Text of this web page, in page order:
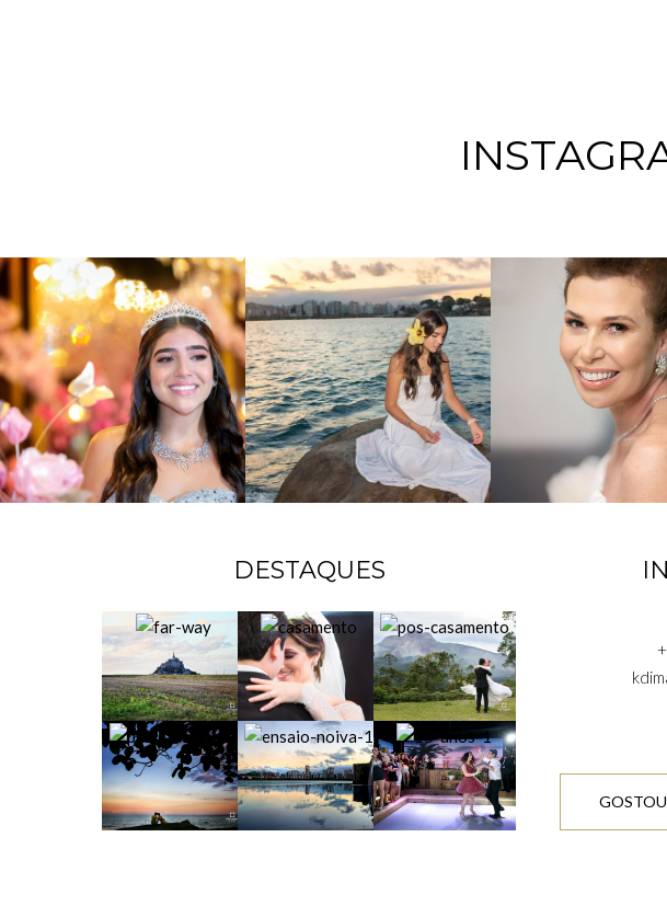
DESTAQUES